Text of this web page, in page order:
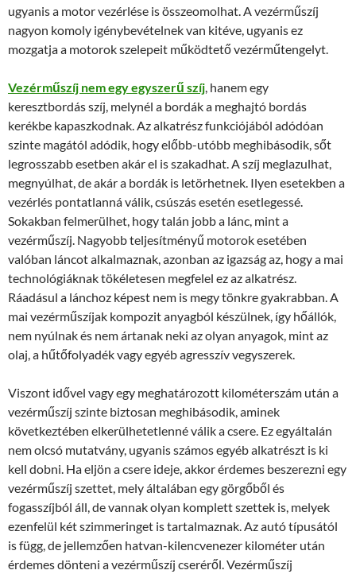
ugyanis a motor vezérlése is összeomolhat. A vezérműszíj
nagyon komoly igénybevételnek van kitéve, ugyanis ez
mozgatja a motorok szelepeit működtető vezérműtengelyt.
Vezérműszíj nem egy egyszerű szíj, hanem egy
keresztbordás szíj, melynél a bordák a meghajtó bordás
kerékbe kapaszkodnak. Az alkatrész funkciójából adódóan
szinte magától adódik, hogy előbb-utóbb meghibásodik, sőt
legrosszabb esetben akár el is szakadhat. A szíj meglazulhat,
megnyúlhat, de akár a bordák is letörhetnek. Ilyen esetekben a
vezérlés pontatlanná válik, csúszás esetén esetlegessé.
Sokakban felmerülhet, hogy talán jobb a lánc, mint a
vezérműszíj. Nagyobb teljesítményű motorok esetében
valóban láncot alkalmaznak, azonban az igazság az, hogy a mai
technológiáknak tökéletesen megfelel ez az alkatrész.
Ráadásul a lánchoz képest nem is megy tönkre gyakrabban. A
mai vezérműszíjak kompozit anyagból készülnek, így hőállók,
nem nyúlnak és nem ártanak neki az olyan anyagok, mint az
olaj, a hűtőfolyadék vagy egyéb agresszív vegyszerek.
Viszont idővel vagy egy meghatározott kilométerszám után a
vezérműszíj szinte biztosan meghibásodik, aminek
következtében elkerülhetetlenné válik a csere. Ez egyáltalán
nem olcsó mutatvány, ugyanis számos egyéb alkatrészt is ki
kell dobni. Ha eljön a csere ideje, akkor érdemes beszerezni egy
vezérműszíj szettet, mely általában egy görgőből és
fogasszíjból áll, de vannak olyan komplett szettek is, melyek
ezenfelül két szimmeringet is tartalmaznak. Az autó típusától
is függ, de jellemzően hatvan-kilencvenezer kilométer után
érdemes dönteni a vezérműszíj cseréről. Vezérműszíj